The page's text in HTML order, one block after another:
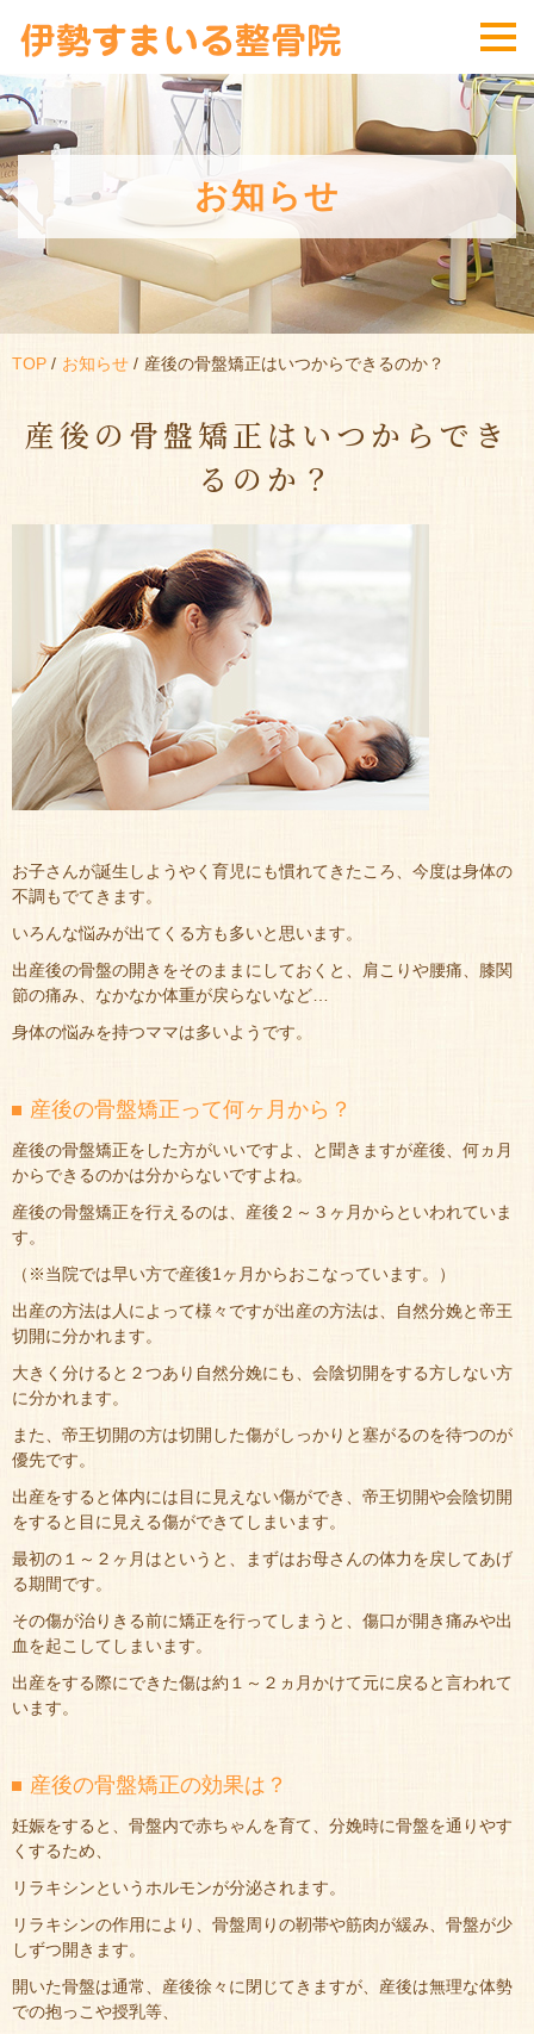
お知らせ
TOP お知らせ 産後の骨盤矯正はいつからできるのか？
産後の骨盤矯正はいつからでき
るのか？
お子さんが誕生しようやく育児にも慣れてきたころ、今度は身体の
不調もでてきます。
いろんな悩みが出てくる方も多いと思います。
出産後の骨盤の開きをそのままにしておくと、肩こりや腰痛、膝関
節の痛み、なかなか体重が戻らないなど…
身体の悩みを持つママは多いようです。
産後の骨盤矯正って何ヶ月から？
産後の骨盤矯正をした方がいいですよ、と聞きますが産後、何ヵ月
からできるのかは分からないですよね。
産後の骨盤矯正を行えるのは、産後２～３ヶ月からといわれていま
す。
（※当院では早い方で産後1ヶ月からおこなっています。）
出産の方法は人によって様々ですが出産の方法は、自然分娩と帝王
切開に分かれます。
大きく分けると２つあり自然分娩にも、会陰切開をする方しない方
に分かれます。
また、帝王切開の方は切開した傷がしっかりと塞がるのを待つのが
優先です。
出産をすると体内には目に見えない傷ができ、帝王切開や会陰切開
をすると目に見える傷ができてしまいます。
最初の１～２ヶ月はというと、まずはお母さんの体力を戻してあげ
る期間です。
その傷が治りきる前に矯正を行ってしまうと、傷口が開き痛みや出
血を起こしてしまいます。
出産をする際にできた傷は約１～２ヵ月かけて元に戻ると言われて
います。
産後の骨盤矯正の効果は？
妊娠をすると、骨盤内で赤ちゃんを育て、分娩時に骨盤を通りやす
くするため、
リラキシンというホルモンが分泌されます。
リラキシンの作用により、骨盤周りの靭帯や筋肉が緩み、骨盤が少
しずつ開きます。
開いた骨盤は通常、産後徐々に閉じてきますが、産後は無理な体勢
での抱っこや授乳等、